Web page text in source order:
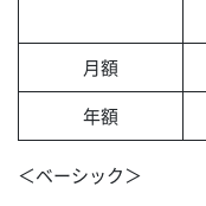
月額
年額
＜ベーシック＞